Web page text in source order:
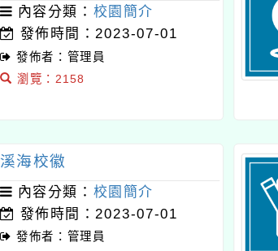
內容分類： 校園簡介
發佈時間：2023-07-01
發佈者：管理員
瀏覽：2158
溪海校徽
內容分類： 校園簡介
發佈時間：2023-07-01
發佈者：管理員